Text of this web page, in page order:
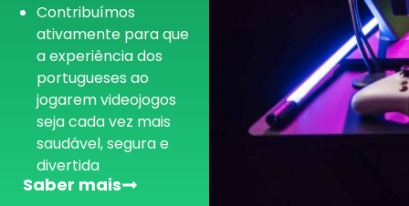
Contribuímos
ativamente para que
a experiência dos
portugueses ao
jogarem videojogos
seja cada vez mais
saudável, segura e
divertida
Saber mais